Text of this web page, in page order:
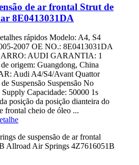
de ar frontal Strut de
8E0413031DA
rápidos Modelo: A4, S4
2007 OE NO.: 8E0413031DA
AUDI GARANTIA: 1
origem: Guangdong, China
Audi A4/S4/Avant Quattor
Suspensão Suspensão No
Capacidade: 50000 1s
posição da posição dianteira do
frontal cheio de óleo ...